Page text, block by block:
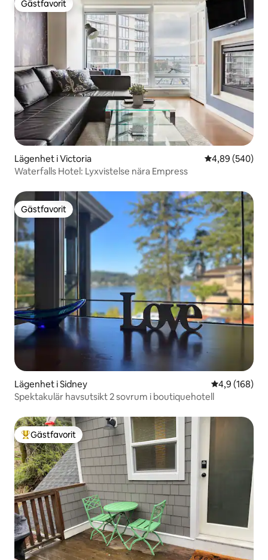
Gästfavorit
Gästfavorit
Lägenhet i Victoria 4,89 av 5 i
4,89 (540)
Waterfalls Hotel: Lyxvistelse nära Empress
Gästfavorit
Gästfavorit
Lägenhet i Sidney 4,9 av 5 i
4,9 (168)
Spektakulär havsutsikt 2 sovrum i boutiquehotell
Populär gästfavorit
Gästfavorit